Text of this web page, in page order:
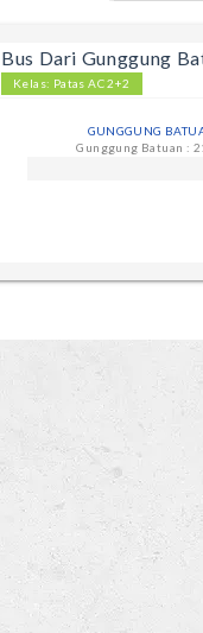
Bus Dari Gunggung
Kelas: Patas AC 2+2
GUNGGUNG
Gunggung Batuan :